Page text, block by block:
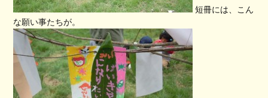
短冊には、こん
な願い事たちが。